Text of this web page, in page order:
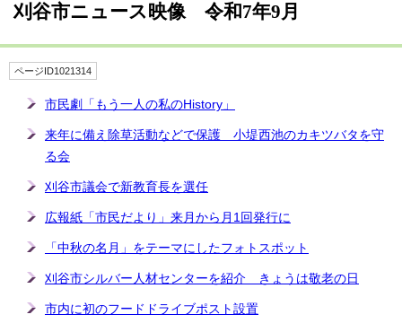
刈谷市ニュース映像 令和7年9月
ページID1021314
市民劇「もう一人の私のHistory」
来年に備え除草活動などで保護 小堤西池のカキツバタを守
る会
刈谷市議会で新教育長を選任
広報紙「市民だより」来月から月1回発行に
「中秋の名月」をテーマにしたフォトスポット
刈谷市シルバー人材センターを紹介 きょうは敬老の日
市内に初のフードドライブポスト設置